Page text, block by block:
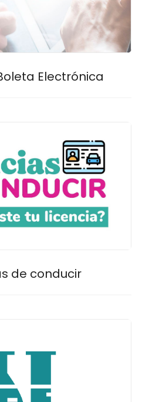
Electrónica
de conducir